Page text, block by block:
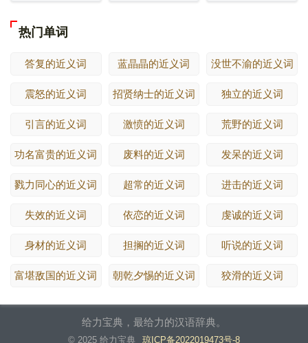
热门单词
答复的近义词 蓝晶晶的近义词 没世不渝的近义词
震怒的近义词 招贤纳士的近义词 独立的近义词
引言的近义词 激愤的近义词 荒野的近义词
功名富贵的近义词 废料的近义词 发呆的近义词
戮力同心的近义词 超常的近义词 进击的近义词
失效的近义词 依恋的近义词 虔诚的近义词
身材的近义词 担搁的近义词 听说的近义词
富堪敌国的近义词 朝乾夕惕的近义词 狡滑的近义词
给力宝典，最给力的汉语辞典。
© 2025 给力宝典 琼ICP备2022019473号-8